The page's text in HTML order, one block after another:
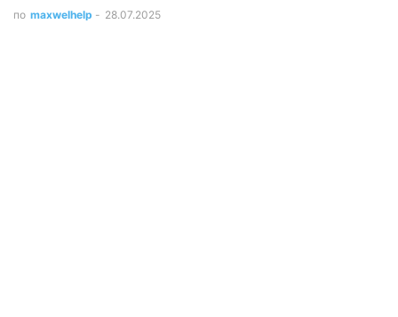
по maxwelhelp - 28.07.2025